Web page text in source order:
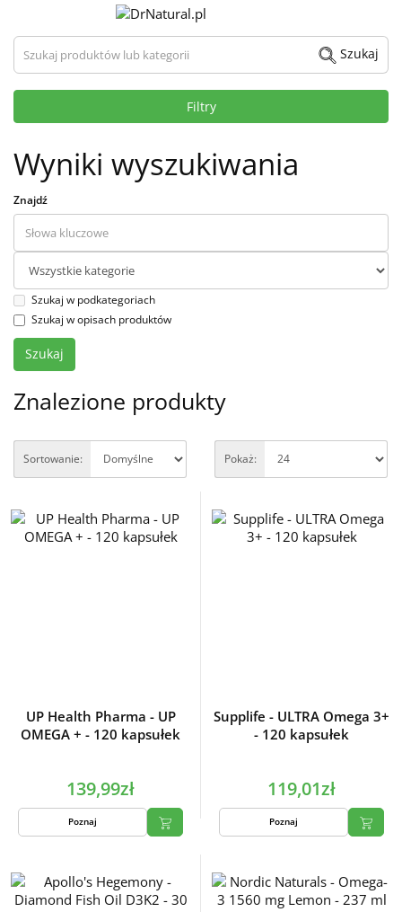
Szukaj produktów lub kategorii Szukaj
Filtry
Wyniki wyszukiwania
Znajdź
Szukaj w podkategoriach
Szukaj w opisach produktów
Znalezione produkty
Sortowanie: Pokaż:
UP Health Pharma - UP
OMEGA + - 120 kapsułek
139,99zł
Poznaj
Supplife - ULTRA Omega 3+
- 120 kapsułek
119,01zł
Poznaj